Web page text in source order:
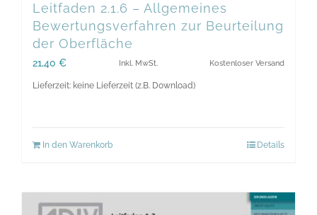
Leitfaden 2.1.6 – Allgemeines
Bewertungsverfahren zur Beurteilung
der Oberfläche
21,40 € Inkl. MwSt. Kostenloser Versand
Lieferzeit: keine Lieferzeit (z.B. Download)
In den Warenkorb Details